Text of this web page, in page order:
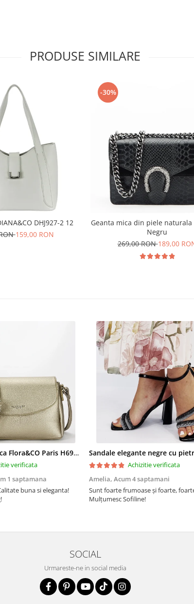
PRODUSE SIMILARE
DHJ927-2 12
159,00 RON
-30%
Geanta mica din piele naturala
Negru
269,00 RON189,00
Geanta aurie mica Flora&CO Paris H6930 16
verificata
1 saptamana
buna si eleganta!
Achizitie verificata
Amelia, Acum 4 saptamani
Sunt foarte frumoase şi foarte,
Mulţumesc Sofiline!
SOCIAL
Urmareste-ne in social media